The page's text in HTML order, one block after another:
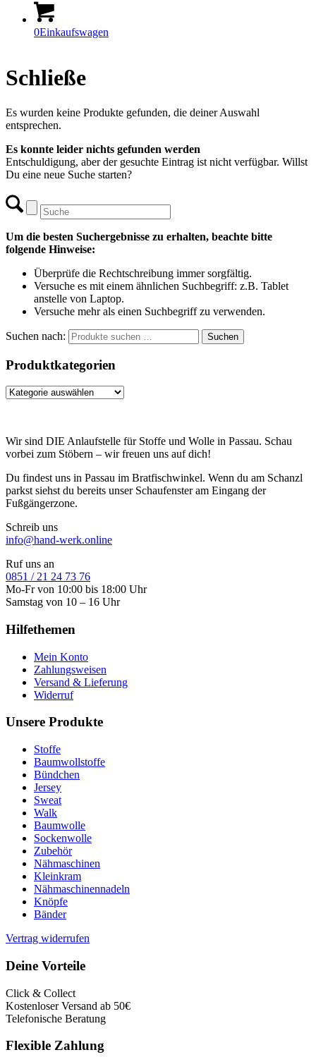
0Einkaufswagen
Schließe
Es wurden keine Produkte gefunden, die deiner Auswahl
entsprechen.
Es konnte leider nichts gefunden werden
Entschuldigung, aber der gesuchte Eintrag ist nicht verfügbar. Willst
Du eine neue Suche starten?
Um die besten Suchergebnisse zu erhalten, beachte bitte
folgende Hinweise:
Überprüfe die Rechtschreibung immer sorgfältig.
Versuche es mit einem ähnlichen Suchbegriff: z.B. Tablet
anstelle von Laptop.
Versuche mehr als einen Suchbegriff zu verwenden.
Suchen nach: Suchen
Produktkategorien
Wir sind DIE Anlaufstelle für Stoffe und Wolle in Passau. Schau
vorbei zum Stöbern – wir freuen uns auf dich!
Du findest uns in Passau im Bratfischwinkel. Wenn du am Schanzl
parkst siehst du bereits unser Schaufenster am Eingang der
Fußgängerzone.
Schreib uns
info@hand-werk.online
Ruf uns an
0851 / 21 24 73 76
Mo-Fr von 10:00 bis 18:00 Uhr
Samstag von 10 – 16 Uhr
Hilfethemen
Mein Konto
Zahlungsweisen
Versand & Lieferung
Widerruf
Unsere Produkte
Stoffe
Baumwollstoffe
Bündchen
Jersey
Sweat
Walk
Baumwolle
Sockenwolle
Zubehör
Nähmaschinen
Kleinkram
Nähmaschinennadeln
Knöpfe
Bänder
Vertrag widerrufen
Deine Vorteile
Click & Collect
Kostenloser Versand ab 50€
Telefonische Beratung
Flexible Zahlung